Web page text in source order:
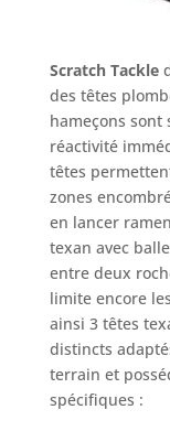
Scratch Tackle
des têtes
hameçons
réactivité
têtes
zones
en lancer
texan avec
entre deux
limite encore
ainsi 3 têtes
distincts
terrain et
spécifiques :